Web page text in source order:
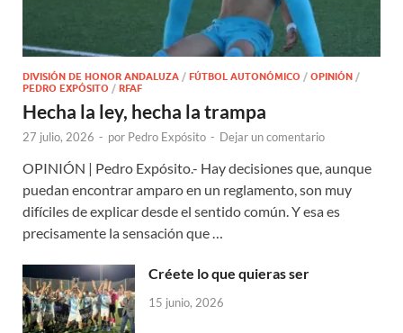
DIVISIÓN DE HONOR ANDALUZA / FÚTBOL AUTONÓMICO / OPINIÓN /
PEDRO EXPÓSITO / RFAF
Hecha la ley, hecha la trampa
27 julio, 2026 - por Pedro Expósito - Dejar un comentario
OPINIÓN | Pedro Expósito.- Hay decisiones que, aunque
puedan encontrar amparo en un reglamento, son muy
difíciles de explicar desde el sentido común. Y esa es
precisamente la sensación que …
Créete lo que quieras ser
15 junio, 2026